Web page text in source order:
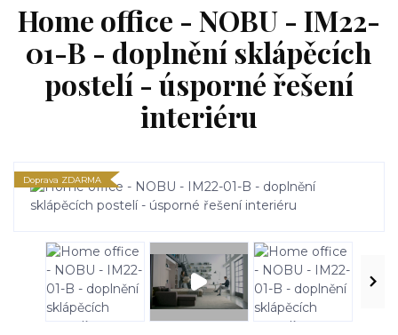
Home office - NOBU - IM22-
01-B - doplnění sklápěcích
postelí - úsporné řešení
interiéru
Doprava ZDARMA